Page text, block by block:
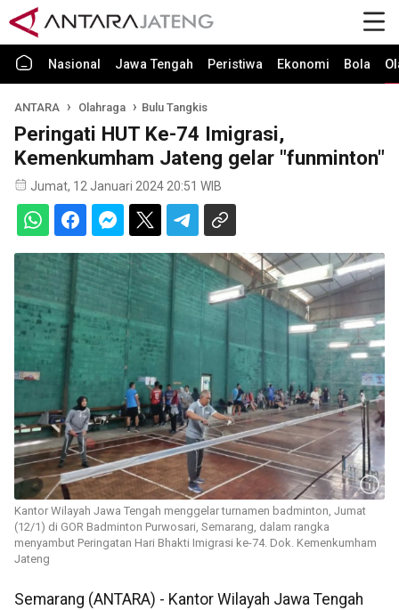
Nasional Jawa Tengah Peristiwa Ekonomi Bola
ANTARA Olahraga Bulu Tangkis
Peringati HUT Ke-74 Imigrasi,
Kemenkumham Jateng gelar "funminton"
Jumat, 12 Januari 2024 20:51 WIB
Kantor Wilayah Jawa Tengah menggelar turnamen badminton, Jumat
(12/1) di GOR Badminton Purwosari, Semarang, dalam rangka
menyambut Peringatan Hari Bhakti Imigrasi ke-74. Dok. Kemenkumham
Jateng
Semarang (ANTARA) - Kantor Wilayah Jawa Tengah